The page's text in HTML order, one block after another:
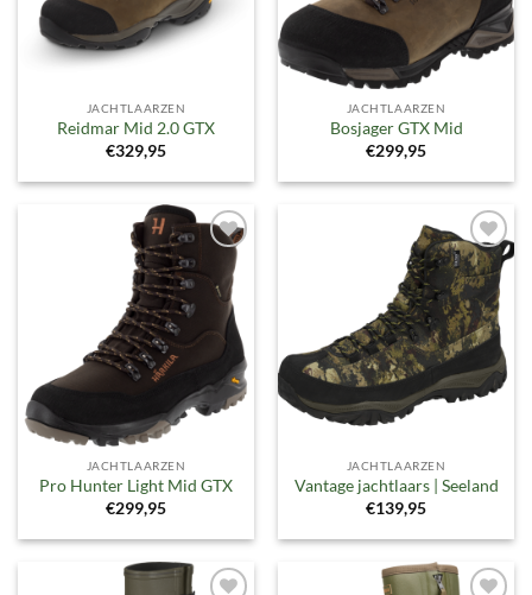
JACHTLAARZEN
Reidmar Mid 2.0 GTX
€329,95
JACHTLAARZEN
Bosjager GTX Mid
€299,95
Toevoegen
aan
verlanglijst
JACHTLAARZEN
Pro Hunter Light Mid GTX
€299,95
Toevoegen
aan
verlanglijst
JACHTLAARZEN
Vantage jachtlaars | Seeland
€139,95